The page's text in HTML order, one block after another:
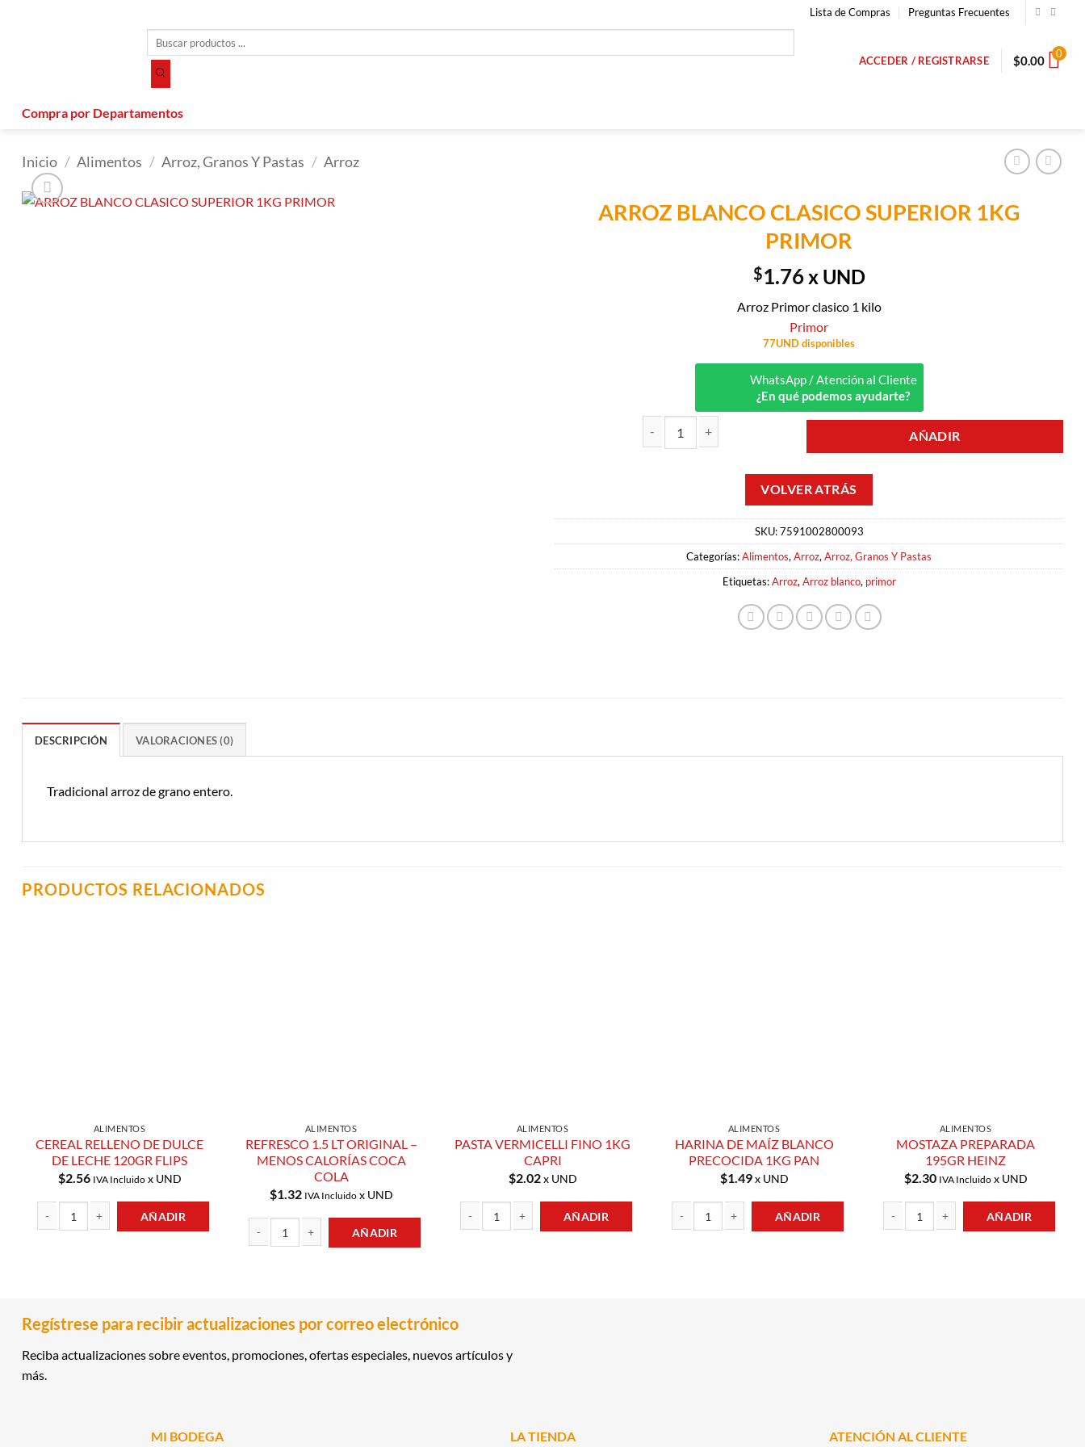
Lista de Compras Preguntas Frecuentes
productos
ACCEDER / REGISTRARSE $0.00 0
Compra por Departamentos
Inicio / Alimentos / Arroz, Granos Y Pastas / Arroz
ARROZ BLANCO CLASICO SUPERIOR 1KG
PRIMOR
$1.76x UND
Arroz Primor clasico 1 kilo
Primor
77UND disponibles
WhatsApp / Atención al Cliente
¿En qué podemos ayudarte?
ARROZ BLANCO CLASICO SUPERIOR 1KG PRIMOR cantidad
AÑADIR
SKU:7591002800093
Categorías:Alimentos, Arroz, Arroz, Granos Y Pastas
Etiquetas:Arroz, Arroz blanco, primor
DESCRIPCIÓN VALORACIONES (0)
Tradicional arroz de grano entero.
PRODUCTOS RELACIONADOS
ALIMENTOS
CEREAL RELLENO DE DULCE
DE LECHE 120GR FLIPS
$2.56 IVA Incluidox UND
CEREAL RELLENO DE DULCE DE LECHE 120GR FLIPS cantidad
AÑADIR
ALIMENTOS
REFRESCO 1.5 LT ORIGINAL –
MENOS CALORÍAS COCA
COLA
$1.32 IVA Incluidox UND
AÑADIR
ALIMENTOS
PASTA VERMICELLI FINO 1KG
CAPRI
$2.02x UND
AÑADIR
ALIMENTOS
HARINA DE MAÍZ BLANCO
PRECOCIDA 1KG PAN
$1.49x UND
AÑADIR
ALIMENTOS
MOSTAZA PREPARADA
195GR HEINZ
$2.30 IVA Incluidox UND
AÑADIR
Regístrese para recibir actualizaciones por correo electrónico
Reciba actualizaciones sobre eventos, promociones, ofertas especiales, nuevos artículos y
más.
MI BODEGA LA TIENDA ATENCIÓN AL CLIENTE